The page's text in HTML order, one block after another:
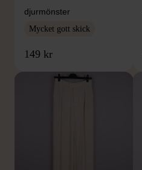
djurmönster
Mycket gott skick
149 kr